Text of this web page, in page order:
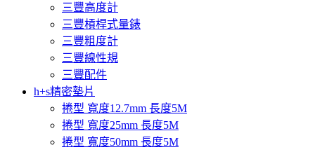
三豐高度計
三豐槓桿式量錶
三豐粗度計
三豐線性規
三豐配件
h+s精密墊片
捲型 寬度12.7mm 長度5M
捲型 寬度25mm 長度5M
捲型 寬度50mm 長度5M